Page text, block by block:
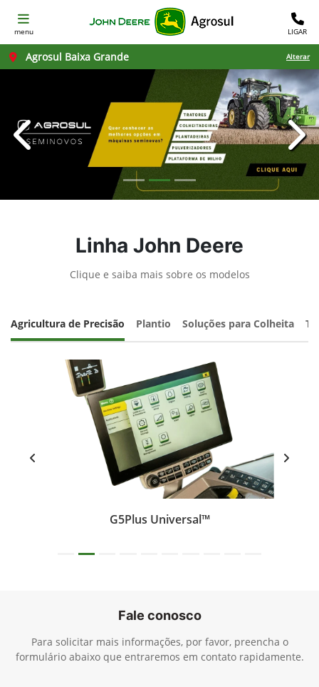
menu LIGAR
Agrosul Baixa Grande Alterar
templates.template-
Linha John Deere
Clique e saiba mais sobre os modelos
Agricultura de Precisão Plantio Soluções para Colheita
G5Plus Universal™
Fale conosco
Para solicitar mais informações, por favor, preencha o
formulário abaixo que entraremos em contato rapidamente.